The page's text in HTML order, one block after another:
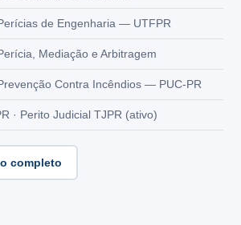
de Engenharia — UTFPR
Mediação e Arbitragem
Contra Incêndios — PUC-PR
· Perito Judicial TJPR (ativo)
completo